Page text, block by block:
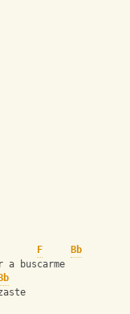
F
Bb
buscarme
Bb